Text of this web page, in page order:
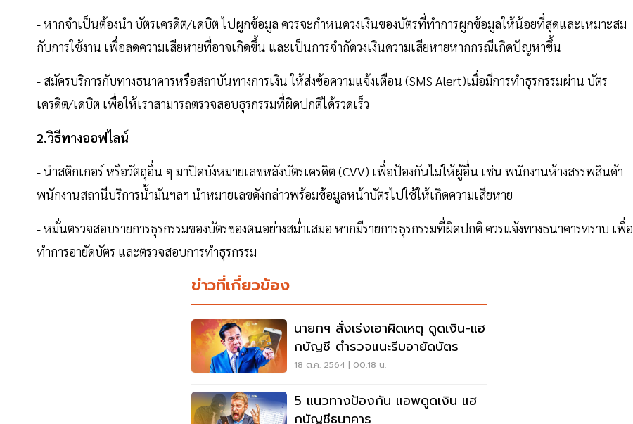
- หากจำเป็นต้องนำ บัตรเครดิต/เดบิต ไปผูกข้อมูล ควรจะกำหนดวงเงินของบัตรที่ทำการผูกข้อมูลให้น้อยที่สุดและเหมาะสม
กับการใช้งาน เพื่อลดความเสียหายที่อาจเกิดขึ้น และเป็นการจำกัดวงเงินความเสียหายหากกรณีเกิดปัญหาขึ้น
- สมัครบริการกับทางธนาคารหรือสถาบันทางการเงิน ให้ส่งข้อความแจ้งเตือน (SMS Alert)เมื่อมีการทำธุรกรรมผ่าน บัตร
เครดิต/เดบิต เพื่อให้เราสามารถตรวจสอบธุรกรรมที่ผิดปกติได้รวดเร็ว
2.วิธีทางออฟไลน์
- นำสติกเกอร์ หรือวัตถุอื่น ๆ มาปิดบังหมายเลขหลังบัตรเครดิต (CVV) เพื่อป้องกันไม่ให้ผู้อื่น เช่น พนักงานห้างสรรพสินค้า
พนักงานสถานีบริการน้ำมันฯลฯ นำหมายเลขดังกล่าวพร้อมข้อมูลหน้าบัตรไปใช้ให้เกิดความเสียหาย
- หมั่นตรวจสอบรายการธุรกรรมของบัตรของตนอย่างสม่ำเสมอ หากมีรายการธุรกรรมที่ผิดปกติ ควรแจ้งทางธนาคารทราบ เพื่อ
ทำการอายัดบัตร และตรวจสอบการทำธุรกรรม
ข่าวที่เกี่ยวข้อง
นายกฯ สั่งเร่งเอาผิดเหตุ ดูดเงิน-แฮ
กบัญชี ตำรวจแนะรีบอายัดบัตร
18 ต.ค. 2564 | 00:18 น.
5 แนวทางป้องกัน แอพดูดเงิน แฮ
กบัญชีธนาคาร